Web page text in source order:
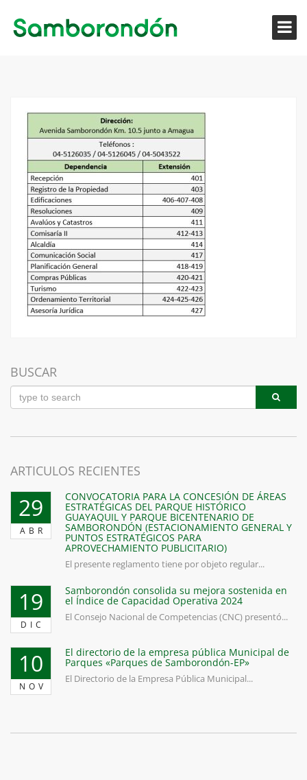
BUSCAR
ARTICULOS RECIENTES
29
ABR
CONVOCATORIA PARA LA CONCESIÓN DE ÁREAS
ESTRATÉGICAS DEL PARQUE HISTÓRICO
GUAYAQUIL Y PARQUE BICENTENARIO DE
SAMBORONDÓN (ESTACIONAMIENTO GENERAL Y
PUNTOS ESTRATÉGICOS PARA
APROVECHAMIENTO PUBLICITARIO)
El presente reglamento tiene por objeto regular...
19
DIC
Samborondón consolida su mejora sostenida en
el Índice de Capacidad Operativa 2024
El Consejo Nacional de Competencias (CNC) presentó...
10
NOV
El directorio de la empresa pública Municipal de
Parques «Parques de Samborondón-EP»
El Directorio de la Empresa Pública Municipal...